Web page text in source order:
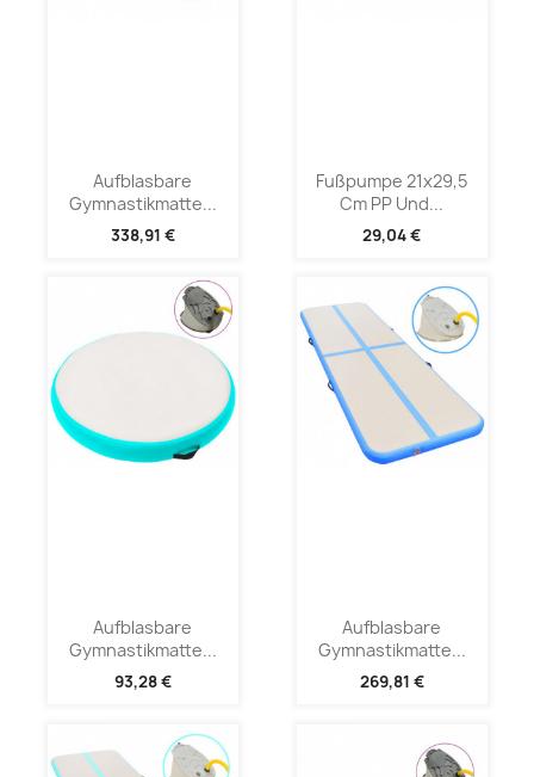
Aufblasbare
Gymnastikmatte...
338,91 €
Fußpumpe 21x29,5
Cm PP Und...
29,04 €
Aufblasbare
Gymnastikmatte...
93,28 €
Aufblasbare
Gymnastikmatte...
269,81 €